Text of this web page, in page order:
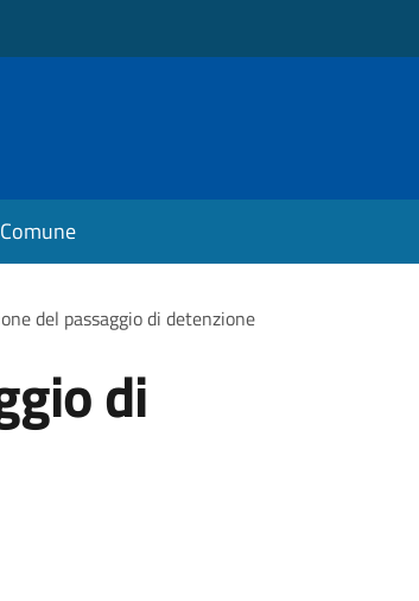
del passaggio di detenzione
di